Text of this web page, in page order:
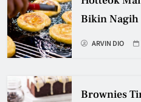
Bikin Nagih
ARVIN DIO
Brownies